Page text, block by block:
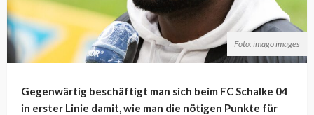
Foto: imago images
Gegenwärtig beschäftigt man sich beim FC Schalke 04
in erster Linie damit, wie man die nötigen Punkte für